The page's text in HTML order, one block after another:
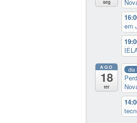
seg
em
AGO
18
ter
dia